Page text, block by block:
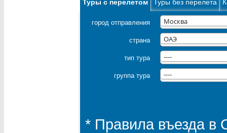
Туры с перелетом Туры без перелета
город отправления Москва
страна ОАЭ
тип тура ----
группа тура ----
* Правила въезда